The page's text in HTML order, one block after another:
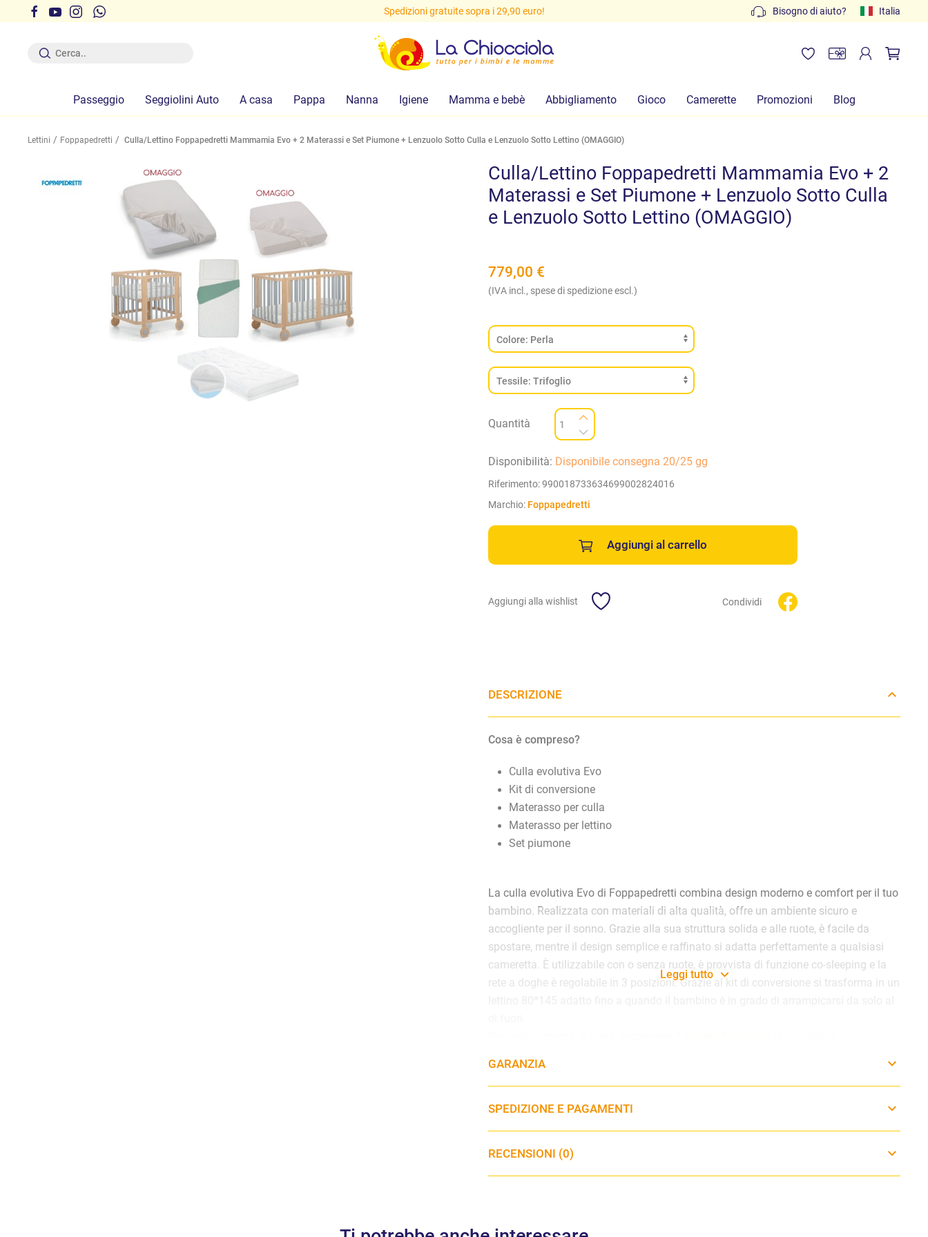
ferie dal 12 al 19 Agosto compresi Spedizioni gratuite sopra i 29,90 euro! Preventivi gratuiti: scrivi ainfo@lachiocciolababy.it
Bisogno di aiuto? Italia
Passeggio Seggiolini Auto A casa Pappa Nanna Igiene Mamma e bebè Abbigliamento Gioco Camerette Promozioni Blog
Lettini Foppapedretti Culla/Lettino Foppapedretti Mammamia Evo + 2 Materassi e Set Piumone + Lenzuolo Sotto Culla e Lenzuolo Sotto Lettino (OMAGGIO)
Culla/Lettino Foppapedretti Mammamia Evo + 2
Materassi e Set Piumone + Lenzuolo Sotto Culla
e Lenzuolo Sotto Lettino (OMAGGIO)
779,00 €
(IVA incl., spese di spedizione escl.)
Quantità
Disponibilità: Disponibile consegna 20/25 gg
Riferimento:990018733634699002824016
Marchio: Foppapedretti
Aggiungi al carrello
Aggiungi alla wishlist Condividi
DESCRIZIONE
Cosa è compreso?
Culla evolutiva Evo
Kit di conversione
Materasso per culla
Materasso per lettino
Set piumone
La culla evolutiva Evo di Foppapedretti combina design moderno e comfort per il tuo
bambino. Realizzata con materiali di alta qualità, offre un ambiente sicuro e
accogliente per il sonno. Grazie alla sua struttura solida e alle ruote, è facile da
spostare, mentre il design semplice e raffinato si adatta perfettamente a qualsiasi
cameretta. È utilizzabile con o senza ruote, è provvista di funzione co-sleeping e la
rete a doghe è regolabile in 3 posizioni. Grazie al kit di conversione si trasforma in un
Dimensioni culla: 87 x 82 x h 85 cm
Leggi tutto
GARANZIA
SPEDIZIONE E PAGAMENTI
RECENSIONI (0)